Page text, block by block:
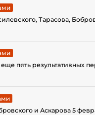
Тарасова,
пять результативных
и Аскарова 5